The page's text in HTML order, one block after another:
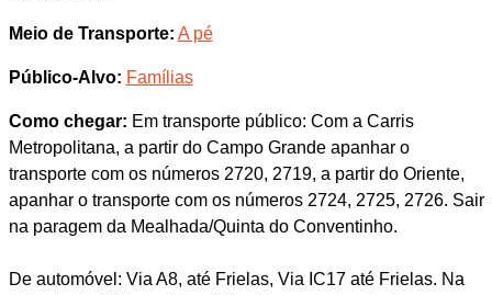
Meio de Transporte: A pé
Público-Alvo: Famílias
Como chegar: Em transporte público: Com a Carris
Metropolitana, a partir do Campo Grande apanhar o
transporte com os números 2720, 2719, a partir do Oriente,
apanhar o transporte com os números 2724, 2725, 2726. Sair
na paragem da Mealhada/Quinta do Conventinho.
De automóvel: Via A8, até Frielas, Via IC17 até Frielas. Na